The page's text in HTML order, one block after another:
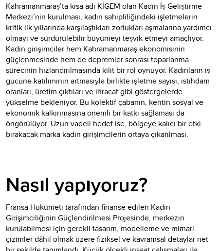
Kahramanmaraş’ta kısa adı KİGEM olan Kadın İş Geliştirme
Merkezi’nin kurulması, kadın sahipliliğindeki işletmelerin
kritik ilk yıllarında karşılaştıkları zorlukları aşmalarına yardımcı
olmayı ve sürdürülebilir büyümeyi teşvik etmeyi amaçlıyor.
Kadın girişimciler hem Kahramanmaraş ekonomisinin
güçlenmesinde hem de depremler sonrası toparlanma
sürecinin hızlandırılmasında kilit bir rol oynuyor. Kadınların iş
gücüne katılımının artmasıyla birlikte işletme sayısı, istihdam
oranları, üretim çıktıları ve ihracat gibi göstergelerde
yükselme bekleniyor. Bu kolektif çabanın, kentin sosyal ve
ekonomik kalkınmasına önemli bir katkı sağlaması da
öngörülüyor. Uzun vadeli hedef ise, bölgeye kalıcı bir etki
bırakacak marka kadın girişimcilerin ortaya çıkarılması.
Nasıl yapıyoruz?
Fransa Hükümeti tarafından finanse edilen Kadın
Girişimciliğinin Güçlendirilmesi Projesinde, merkezin
kurulabilmesi için gerekli tasarım, modelleme ve mimari
çizimler dâhil olmak üzere fiziksel ve kavramsal detaylar net